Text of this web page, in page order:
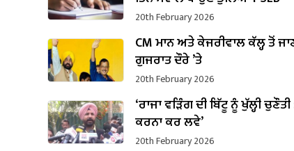
20th February 2026
CM ਮਾਨ ਅਤੇ ਕੇਜਰੀਵਾਲ ਕੱਲ੍ਹ ਤੋਂ
ਗੁਜਰਾਤ ਦੌਰੇ ’ਤੇ
20th February 2026
‘ਰਾਜਾ ਵੜਿੰਗ ਦੀ ਬਿੱਟੂ ਨੂੰ ਖੁੱਲ੍ਹੀ
ਕਰਨਾ ਕਰ ਲਵੇ’
20th February 2026